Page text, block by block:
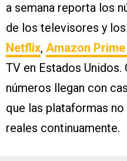
a semana reporta los
de los televisores y
Netflix, Amazon
TV en Estados
números llegan con
que las plataformas
reales continuamente.